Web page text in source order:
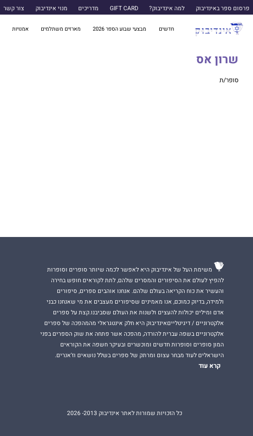
פרסום ספר באינדיבוק למה אינדיבוק? GIFT CARD מדריכים מנוי אינדיבוק צור קשר
חדשים מבצעי שבוע הספר 2026 מארזים משתלמים אמנויות
שרון אס
סופר/ת
משימת העל של אינדיבוק היא לאפשר לכמה שיותר סופרים וסופרות
להפיץ לעולם את הסיפורים והמסרים שלהם, לתת לקוראים חופש בחירה
והעשיר את כוח הקריאה בעולם שלהם. אנחנו אוהבים ספרים, סיפורים
ולמידה, בדיוק כמוכם, אנו מאמינים שסיפורים מעצבים את מי שאנחנו כבני
אדם ומילים יכולות להעצים ולשנות את העולם שסביבנו.קצת על ספרים
אלקטרוניים / דיגיטלייםאינדיבוק היא חלק אינטגראלי מהמהפכה של ספרים
אלקטרוניים בשפה עברית להורדה, מהפכה אשר פתחה את שוק הספרים בפני
המון סופרים וסופרות חדשים ומוכשרים ובעיקר חשפה את הקוראים
הישראלים לעוד מבחר עצום ומרתק של ספרים בשלל נושאים וז'אנרים.
קרא עוד
כל הזכויות שמורות לאתר אינדיבוק 2013- 2026